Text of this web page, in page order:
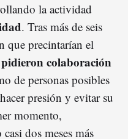
la actividad
. Tras más de seis
que precintarían el
pidieron colaboración
de personas posibles
presión y evitar su
momento,
dos meses más